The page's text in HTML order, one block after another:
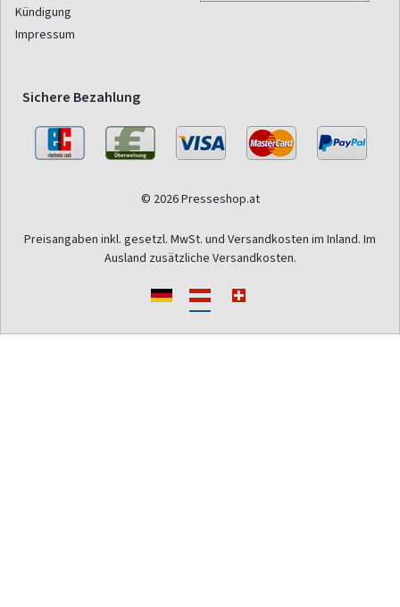
Kündigung
Impressum
Sichere Bezahlung
© 2026 Presseshop.at
Preisangaben inkl. gesetzl. MwSt. und Versandkosten im Inland. Im
Ausland zusätzliche Versandkosten.